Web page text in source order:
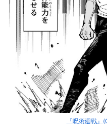
『呪術廻戦』